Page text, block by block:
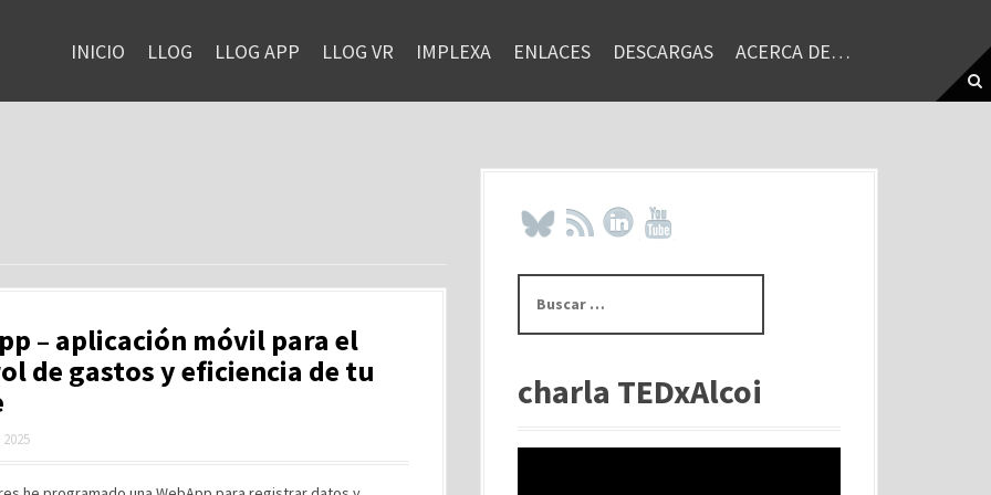
INICIO LLOG LLOG APP LLOG VR IMPLEXA ENLACES DESCARGAS ACERCA DE…
– aplicación móvil para el
de gastos y eficiencia de tu
s
rcharla TEDxAlcoi